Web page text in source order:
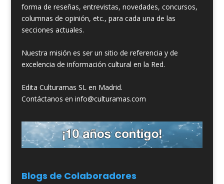
forma de reseñas, entrevistas, novedades, concursos,
columnas de opinión, etc., para cada una de las
secciones actuales.
Nuestra misión es ser un sitio de referencia y de
excelencia de información cultural en la Red.
Edita Culturamas SL en Madrid.
Contáctanos en info@culturamas.com
Blogs de Colaboradores